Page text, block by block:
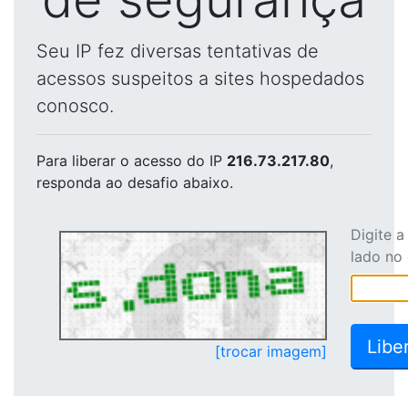
Seu IP fez diversas tentativas de
acessos suspeitos a sites hospedados
conosco.
Para liberar o acesso do IP 216.73.217.80,
responda ao desafio abaixo.
[trocar imagem]
Digite
lado no